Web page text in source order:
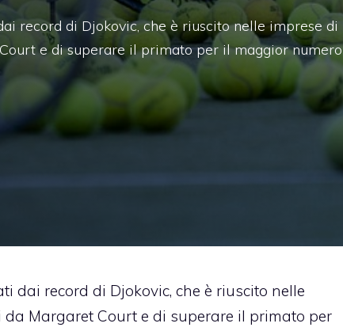
record di Djokovic, che è riuscito nelle imprese di
e di superare il primato per il maggior numero
dai record di Djokovic, che è riuscito nelle
Margaret Court e di superare il primato per